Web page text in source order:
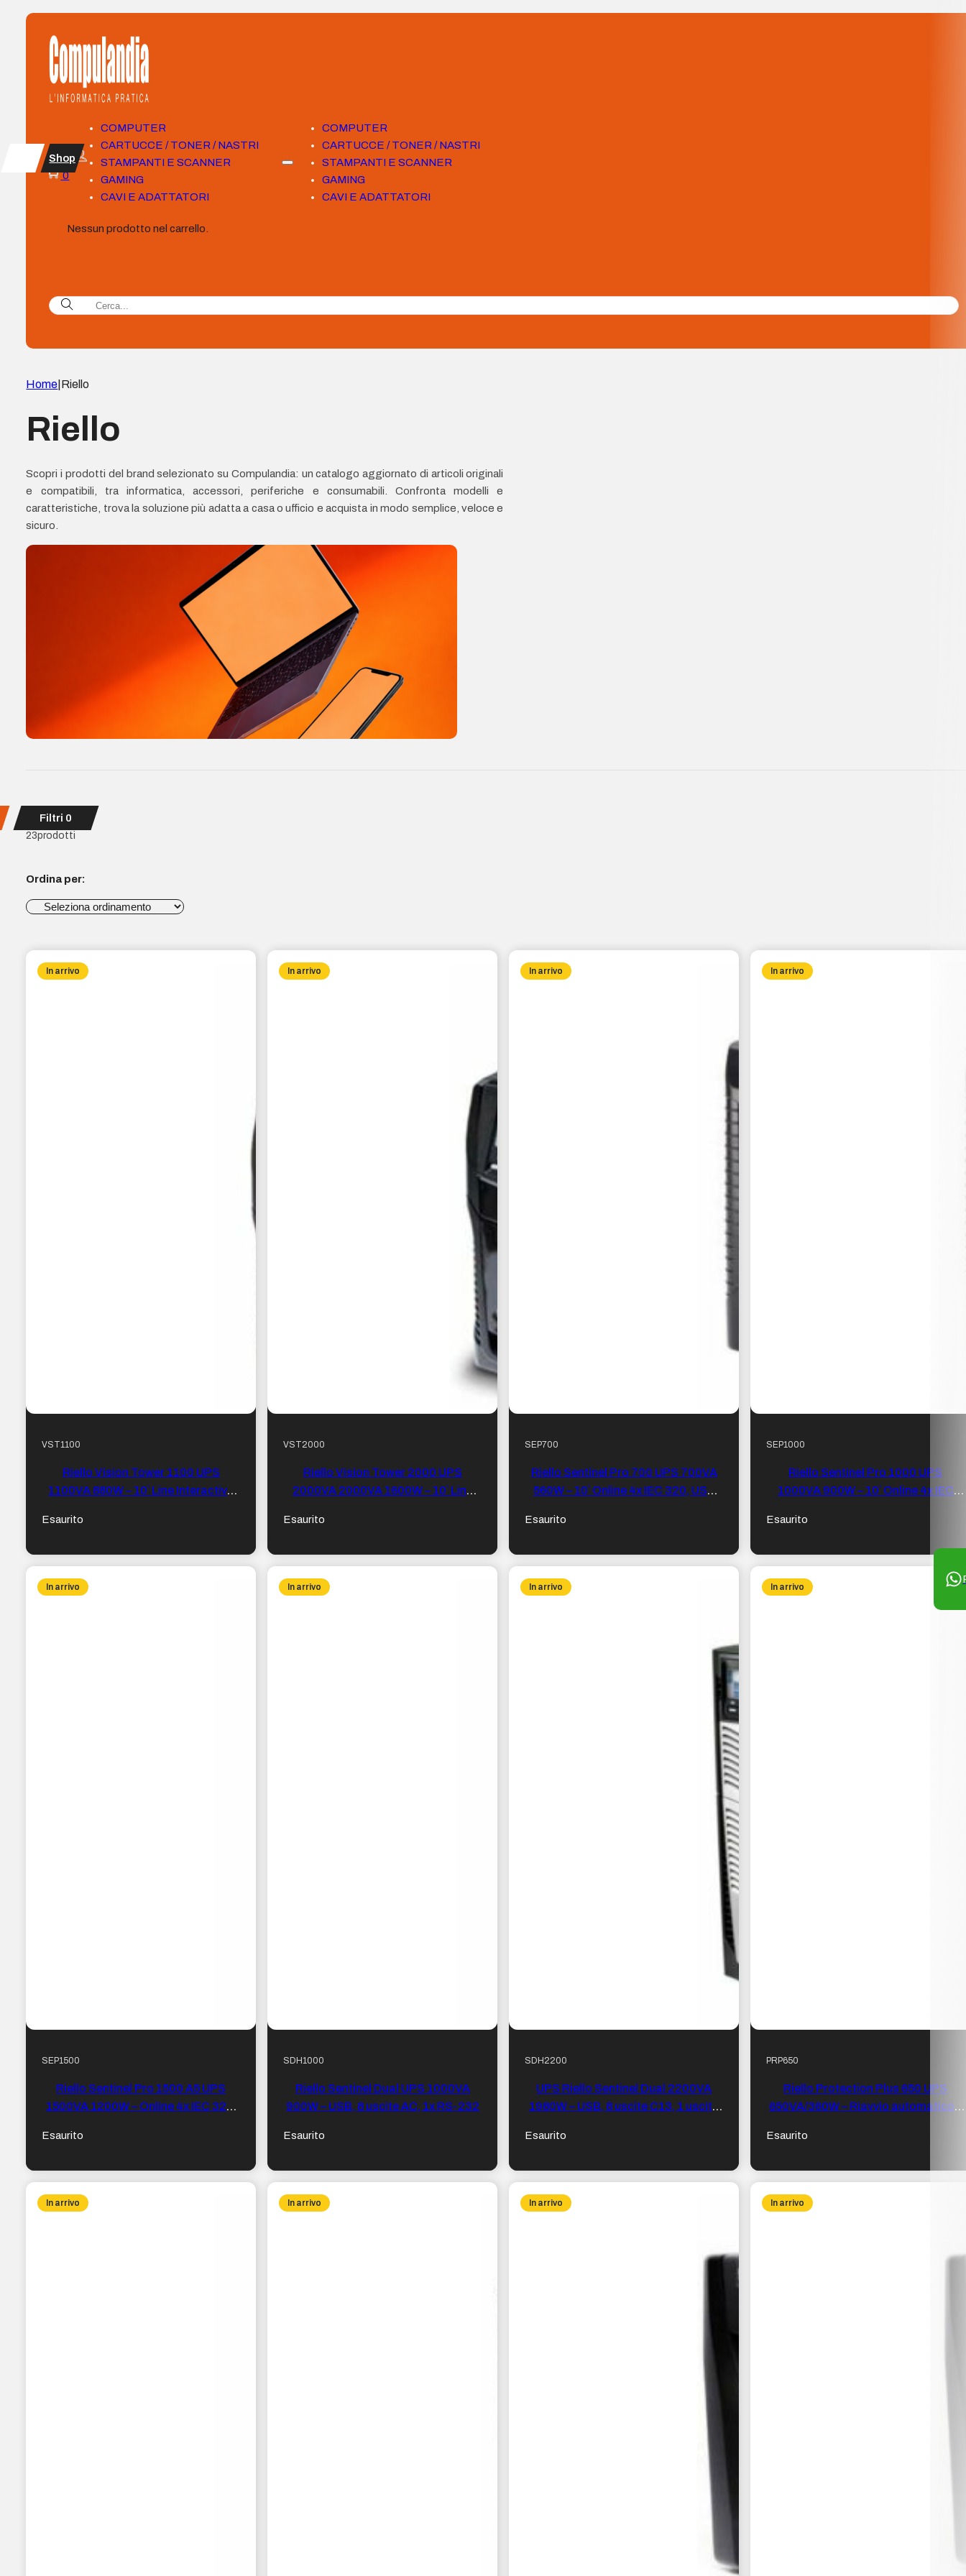
COMPUTER
CARTUCCE / TONER / NASTRI
STAMPANTI E SCANNER
GAMING
CAVI E ADATTATORI
COMPUTER
CARTUCCE / TONER / NASTRI
STAMPANTI E SCANNER
GAMING
CAVI E ADATTATORI
Shop
0
Nessun prodotto nel carrello.
Home Riello
Riello
Scopri i prodotti del brand selezionato su Compulandia: un catalogo aggiornato di articoli originali
e compatibili, tra informatica, accessori, periferiche e consumabili. Confronta modelli e
caratteristiche, trova la soluzione più adatta a casa o ufficio e acquista in modo semplice, veloce e
sicuro.
Filtri 0
23prodotti
Ordina per:
In arrivo
VST1100
Riello Vision Tower 1100 UPS
1100VA 880W – 10` Line Interactive
Esaurito
In arrivo
VST2000
Riello Vision Tower 2000 UPS
2000VA 2000VA 1600W – 10` Line
Esaurito
In arrivo
SEP700
Riello Sentinel Pro 700 UPS 700VA
560W – 10` Online 4x IEC 320, USB
Esaurito
In arrivo
SEP1000
Riello Sentinel Pro 1000 UPS
1000VA 900W – 10` Online 4x IEC
Esaurito
In arrivo
SEP1500
Riello Sentinel Pro 1500 A5 UPS
1500VA 1200W – Online 4x IEC 320,
Esaurito
In arrivo
SDH1000
Riello Sentinel Dual UPS 1000VA
900W – USB, 8 uscite AC, 1x RS-232
Esaurito
In arrivo
SDH2200
UPS Riello Sentinel Dual 2200VA
1980W – USB, 8 uscite C13, 1 uscita
Esaurito
In arrivo
PRP650
Riello Protection Plus 650 UPS
650VA/360W – Riavvio automatico –
Esaurito
In arrivo In arrivo In arrivo In arrivo